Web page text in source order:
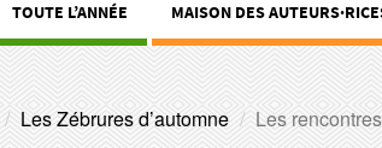
TOUTE L’ANNÉE MAISON DES
Les Zébrures d’automne Les